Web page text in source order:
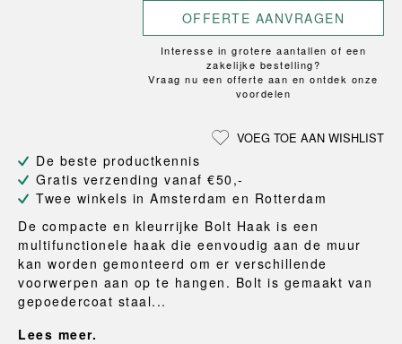
OFFERTE AANVRAGEN
Interesse in grotere aantallen of een
zakelijke bestelling?
Vraag nu een offerte aan en ontdek onze
voordelen
VOEG TOE AAN WISHLIST
De beste productkennis
Gratis verzending vanaf €50,-
Twee winkels in Amsterdam en Rotterdam
De compacte en kleurrijke Bolt Haak is een
multifunctionele haak die eenvoudig aan de muur
kan worden gemonteerd om er verschillende
voorwerpen aan op te hangen. Bolt is gemaakt van
gepoedercoat staal...
Lees meer.